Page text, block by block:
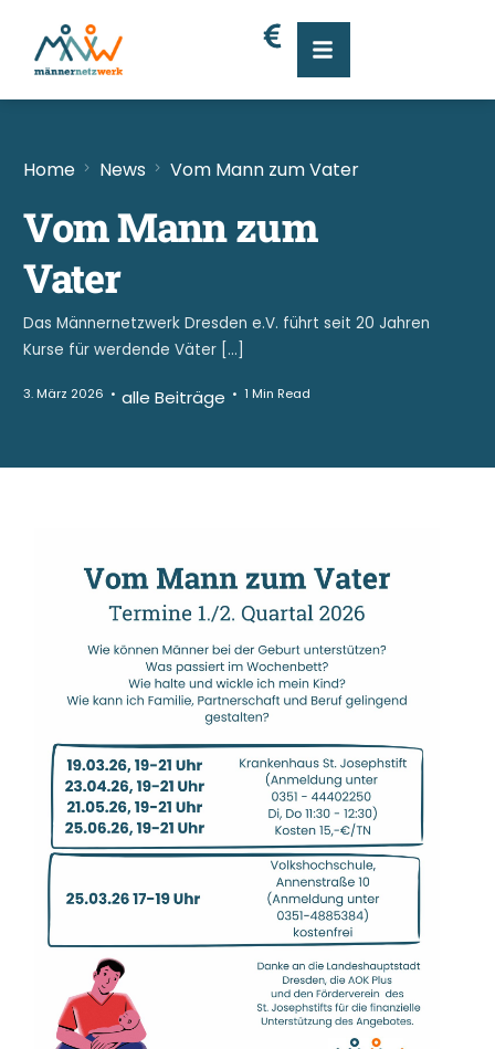
Home News Vom Mann zum Vater
Vom Mann zum
Vater
Das Männernetzwerk Dresden e.V. führt seit 20 Jahren
Kurse für werdende Väter […]
3. März 2026 alle Beiträge 1 Min Read